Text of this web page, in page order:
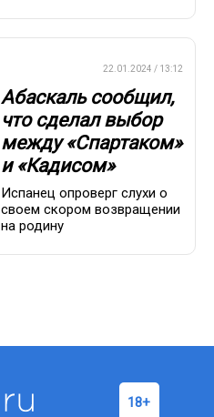
22.01.2024 / 13:12
Абаскаль сообщил,
что сделал выбор
между «Спартаком»
и «Кадисом»
Испанец опроверг слухи о
своем скором возвращении
на родину